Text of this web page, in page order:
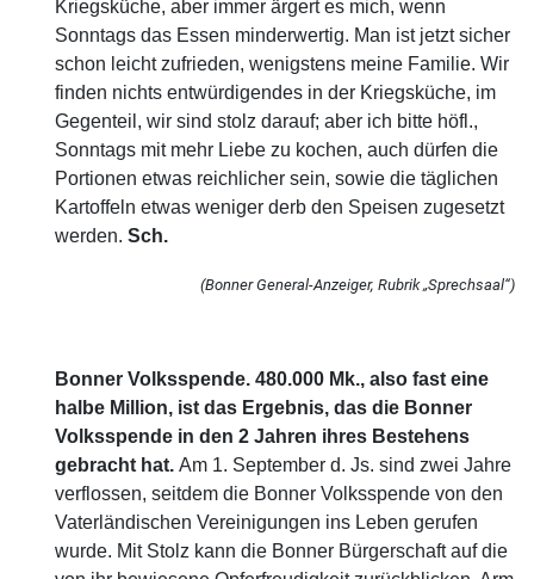
Kriegsküche, aber immer ärgert es mich, wenn
Sonntags das Essen minderwertig. Man ist jetzt sicher
schon leicht zufrieden, wenigstens meine Familie. Wir
finden nichts entwürdigendes in der Kriegsküche, im
Gegenteil, wir sind stolz darauf; aber ich bitte höfl.,
Sonntags mit mehr Liebe zu kochen, auch dürfen die
Portionen etwas reichlicher sein, sowie die täglichen
Kartoffeln etwas weniger derb den Speisen zugesetzt
werden. Sch.
(Bonner General-Anzeiger, Rubrik „Sprechsaal“)
Bonner Volksspende. 480.000 Mk., also fast eine
halbe Million, ist das Ergebnis, das die Bonner
Volksspende in den 2 Jahren ihres Bestehens
gebracht hat. Am 1. September d. Js. sind zwei Jahre
verflossen, seitdem die Bonner Volksspende von den
Vaterländischen Vereinigungen ins Leben gerufen
wurde. Mit Stolz kann die Bonner Bürgerschaft auf die